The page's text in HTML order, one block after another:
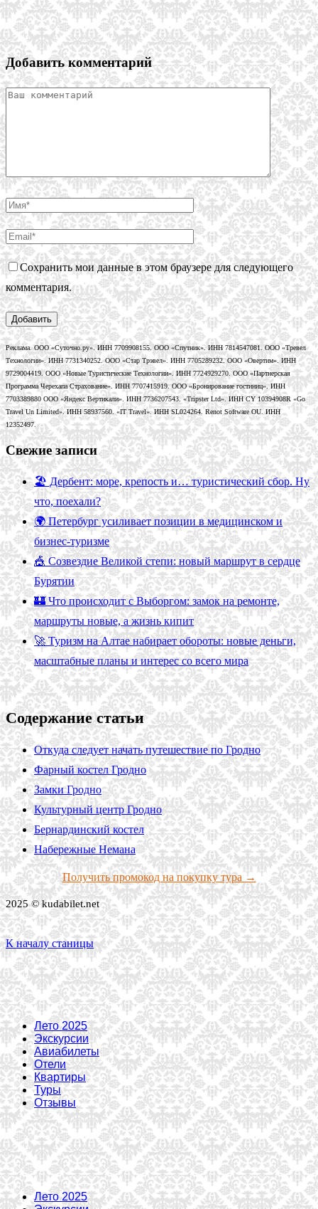
Добавить комментарий
Сохранить мои данные в этом браузере для следующего
комментария.
Реклама. ООО «Суточно.ру». ИНН 7709908155. ООО «Спутник». ИНН 7814547081. ООО «Тревел
Технологии». ИНН 7731340252. ООО «Стар Трэвел». ИНН 7705289232. ООО «Овертим». ИНН
9729004419. ООО «Новые Туристические Технологии». ИНН 7724929270. ООО «Партнерская
Программа Черехапа Страхование». ИНН 7707415919. ООО «Бронирование гостиниц». ИНН
7703389880 ООО «Яндекс Вертикали». ИНН 7736207543. «Tripster Ltd». ИНН CY 10394908R «Go
Travel Un Limited». ИНН 58937560. «IT Travel». ИНН SL024264. Renot Software OU. ИНН
12352497.
Свежие записи
🏖️ Дербент: море, крепость и… туристический сбор. Ну
что, поехали?
🌍 Петербург усиливает позиции в медицинском и
бизнес-туризме
🎪 Созвездие Великой степи: новый маршрут в сердце
Бурятии
🏰 Что происходит с Выборгом: замок на ремонте,
маршруты новые, а жизнь кипит
🚀 Туризм на Алтае набирает обороты: новые деньги,
масштабные планы и интерес со всего мира
Содержание статьи
Откуда следует начать путешествие по Гродно
Фарный костел Гродно
Замки Гродно
Культурный центр Гродно
Бернардинский костел
Набережные Немана
Получить промокод на покупку тура →
2025 © kudabilet.net
К началу станицы
Лето 2025
Экскурсии
Авиабилеты
Отели
Квартиры
Туры
Отзывы
Лето 2025